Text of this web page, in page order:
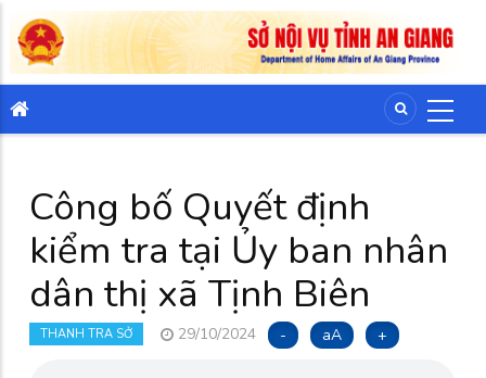
Công bố Quyết định
kiểm tra tại Ủy ban nhân
dân thị xã Tịnh Biên
THANH TRA SỞ 29/10/2024 - aA +